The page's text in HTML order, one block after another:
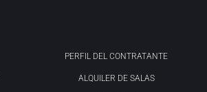
PERFIL DEL CONTRATANTE
ALQUILER DE SALAS